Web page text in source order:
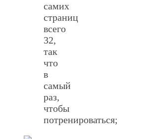
самих
страниц
всего
32,
так
что
в
самый
раз,
чтобы
потренироваться;